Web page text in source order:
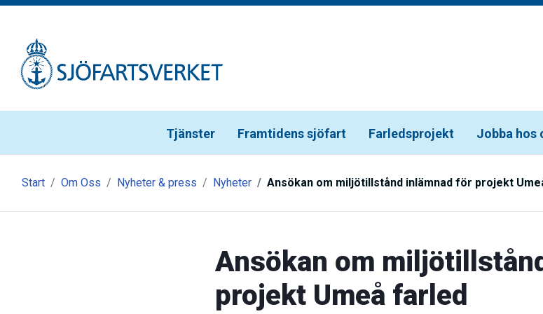
Tjänster Framtidens sjöfart Farledsprojekt Jobba hos
Start Om Oss Nyheter & press Nyheter Ansökan om miljötillstånd inlämnad för projekt
Ansökan om
projekt Umeå farled